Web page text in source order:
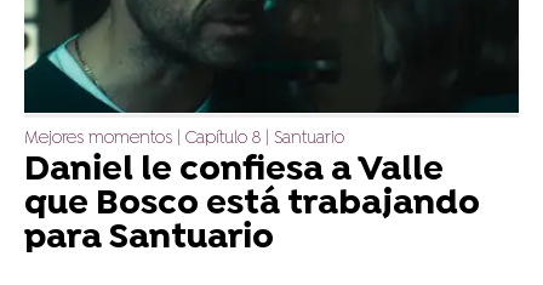
Mejores momentos | Capítulo 8 | Santuario
Daniel le confiesa a Valle
que Bosco está trabajando
para Santuario